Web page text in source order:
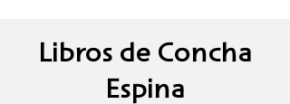
Libros de Concha
Espina